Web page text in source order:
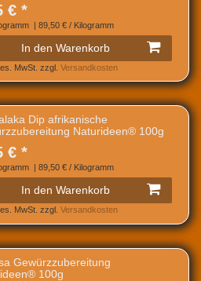
€ *
| 89,50 € / Kilogramm
In den Warenkorb
MwSt. zzgl. Versandkosten
Dip afrikanische
Naturideen® 100g
€ *
| 89,50 € / Kilogramm
In den Warenkorb
MwSt. zzgl. Versandkosten
Gewürzzubereitung
100g